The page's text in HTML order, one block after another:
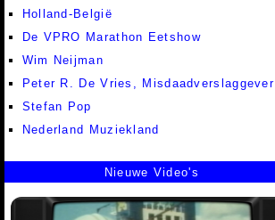
Holland-België
De VPRO Marathon Eetshow
Wim Neijman
Peter R. De Vries, Misdaadverslaggever
Stefan Pop
Nederland Muziekland
Nieuwe Video's